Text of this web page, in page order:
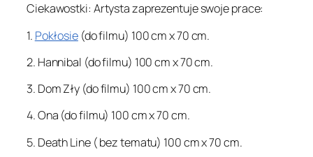
Ciekawostki: Artysta zaprezentuje swoje prace:
1. Pokłosie(do filmu) 100 cm x 70 cm.
2. Hannibal (do filmu) 100 cm x 70 cm.
3. Dom Zły (do filmu) 100 cm x 70 cm.
4. Ona (do filmu) 100 cm x 70 cm.
5. Death Line ( bez tematu) 100 cm x 70 cm.